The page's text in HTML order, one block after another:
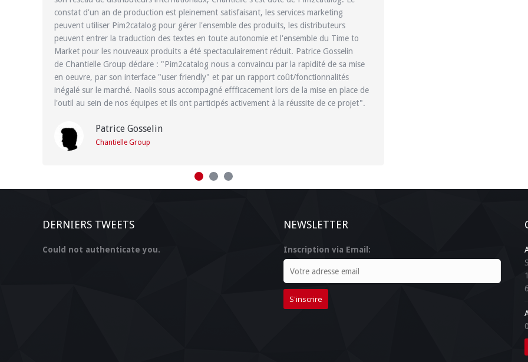
constat d'un an de production est pleinement satisfaisant, les services marketing
peuvent utiliser Pim2catalog pour gérer l'ensemble des produits, les distributeurs
peuvent entrer la traduction des textes en toute autonomie et l'ensemble du Time to
Market pour les nouveaux produits a été spectaculairement réduit. Patrice Gosselin
de Chantielle Group déclare : "Pim2catalog nous a convaincu par la rapidité de sa mise
en oeuvre, par son interface "user friendly" et par un rapport coût/fonctionnalités
inégalé sur le marché. Naolis sous accompagné effficacement lors de la mise en place de
l'outil au sein de nos équipes et ils ont participés activement à la réussite de ce projet".
Patrice Gosselin
Chantielle Group
productivité et l'amélioration des délais
de support et pour nos opérateurs. La
s'est même achevé avec un peu d'avance
DERNIERS TWEETS
Could not authenticate you.
NEWSLETTER
Inscription via Email: